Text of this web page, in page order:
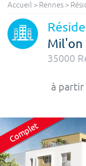
Ville, école
Budget min
Surface min
Accueil > Rennes >
Mil'on
35000
à partir